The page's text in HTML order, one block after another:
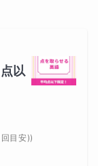
以
目安))